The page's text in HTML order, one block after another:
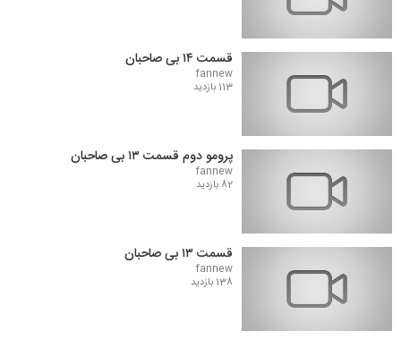
قسمت ۱۴ بی صاحبان
fannew
113 بازدید
پرومو دوم قسمت ۱۳ بی صاحبان
fannew
82 بازدید
قسمت ۱۳ بی صاحبان
fannew
138 بازدید